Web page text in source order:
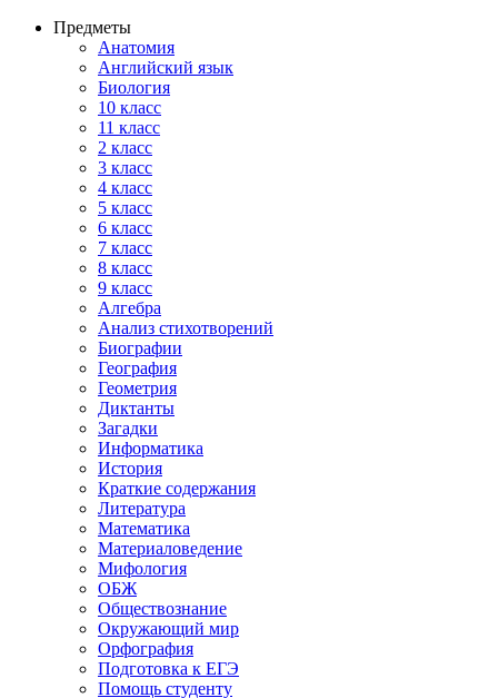
Предметы
Анатомия
Английский язык
Биология
10 класс
11 класс
2 класс
3 класс
4 класс
5 класс
6 класс
7 класс
8 класс
9 класс
Алгебра
Анализ стихотворений
Биографии
География
Геометрия
Диктанты
Загадки
Информатика
История
Краткие содержания
Литература
Математика
Материаловедение
Мифология
ОБЖ
Обществознание
Окружающий мир
Орфография
Подготовка к ЕГЭ
Помощь студенту